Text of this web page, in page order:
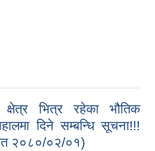
क्षेत्र भित्र रहेका भौतिक
दिने सम्बन्धि सूचना!!!
२०८०/०२/०१)